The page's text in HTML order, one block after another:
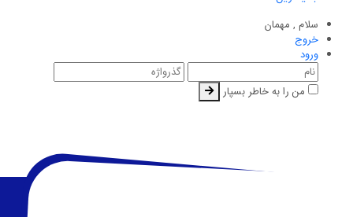
سلام , مهمان
خروج
ورود
من را به خاطر بسپار